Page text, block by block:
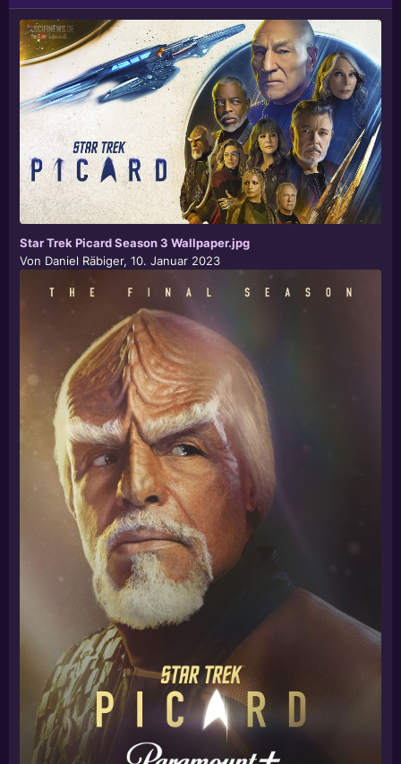
Star Trek Picard Season 3 Wallpaper.jpg
Von Daniel Räbiger, 10. Januar 2023